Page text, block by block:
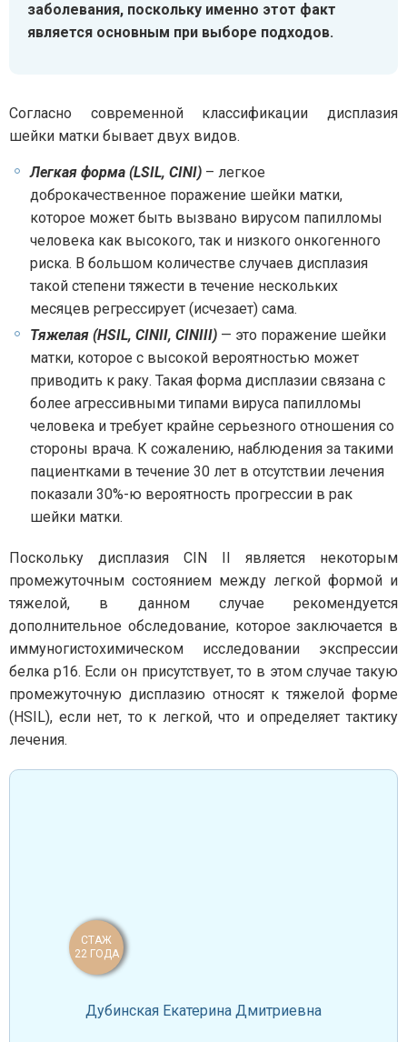
заболевания, поскольку именно этот факт
является основным при выборе подходов.
Согласно современной классификации дисплазия
шейки матки бывает двух видов.
Легкая форма (LSIL, CINI) – легкое
доброкачественное поражение шейки матки,
которое может быть вызвано вирусом папилломы
человека как высокого, так и низкого онкогенного
риска. В большом количестве случаев дисплазия
такой степени тяжести в течение нескольких
месяцев регрессирует (исчезает) сама.
Тяжелая (HSIL, CINII, CINIII) — это поражение шейки
матки, которое с высокой вероятностью может
приводить к раку. Такая форма дисплазии связана с
более агрессивными типами вируса папилломы
человека и требует крайне серьезного отношения со
стороны врача. К сожалению, наблюдения за такими
пациентками в течение 30 лет в отсутствии лечения
показали 30%-ю вероятность прогрессии в рак
шейки матки.
Поскольку дисплазия CIN II является некоторым
промежуточным состоянием между легкой формой и
тяжелой, в данном случае рекомендуется
дополнительное обследование, которое заключается в
иммуногистохимическом исследовании экспрессии
белка р16. Если он присутствует, то в этом случае такую
промежуточную дисплазию относят к тяжелой форме
(HSIL), если нет, то к легкой, что и определяет тактику
лечения.
СТАЖ
22 ГОДА
Дубинская Екатерина Дмитриевна